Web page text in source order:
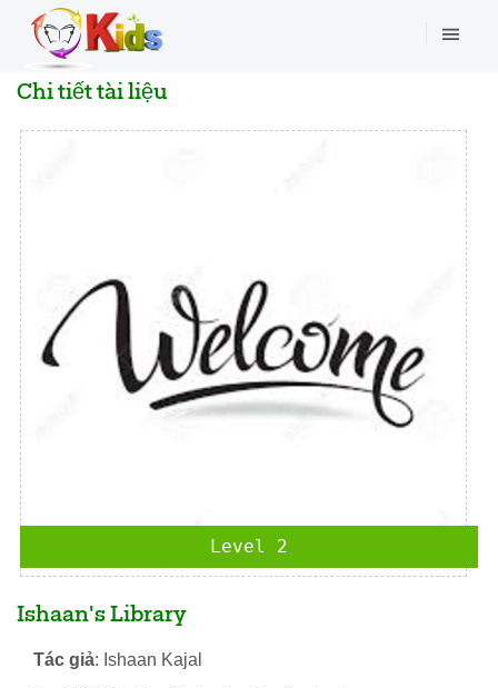
Chi tiết tài liệu
Level 2
Ishaan's Library
Tác giả: Ishaan Kajal